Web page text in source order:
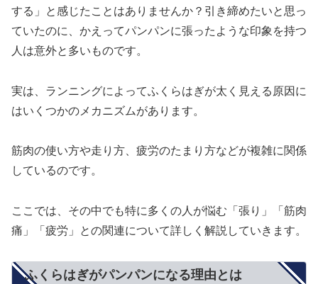
する」と感じたことはありませんか？引き締めたいと思っ
ていたのに、かえってパンパンに張ったような印象を持つ
人は意外と多いものです。
実は、ランニングによってふくらはぎが太く見える原因に
はいくつかのメカニズムがあります。
筋肉の使い方や走り方、疲労のたまり方などが複雑に関係
しているのです。
ここでは、その中でも特に多くの人が悩む「張り」「筋肉
痛」「疲労」との関連について詳しく解説していきます。
ふくらはぎがパンパンになる理由とは